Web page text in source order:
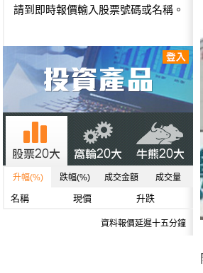
請到即時報價輸入股票號碼或名稱。
升幅(%) 跌幅(%) 成交金額 成交量
名稱 現價 升跌
資料報價延遲十五分鐘